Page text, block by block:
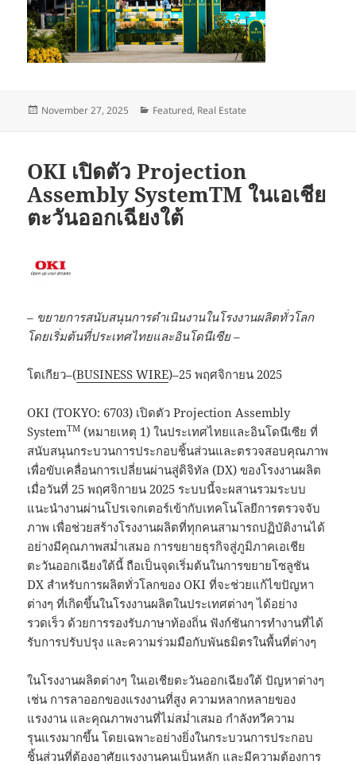
Posted
November 27, 2025 Categories
Featured, Real Estate
OKI เปิดตัว Projection
Assembly SystemTM ในเอเชีย
ตะวันออกเฉียงใต้
– ขยายการสนับสนุนการดำเนินงานในโรงงานผลิตทั่วโลก
โดยเริ่มต้นที่ประเทศไทยและอินโดนีเซีย –
โตเกียว–(BUSINESS WIRE)–25 พฤศจิกายน 2025
OKI (TOKYO: 6703) เปิดตัว Projection Assembly
SystemTM (หมายเหตุ 1) ในประเทศไทยและอินโดนีเซีย ที่
สนับสนุนกระบวนการประกอบชิ้นส่วนและตรวจสอบคุณภาพ
เพื่อขับเคลื่อนการเปลี่ยนผ่านสู่ดิจิทัล (DX) ของโรงงานผลิต
เมื่อวันที่ 25 พฤศจิกายน 2025 ระบบนี้จะผสานรวมระบบ
แนะนำงานผ่านโปรเจกเตอร์เข้ากับเทคโนโลยีการตรวจจับ
ภาพ เพื่อช่วยสร้างโรงงานผลิตที่ทุกคนสามารถปฏิบัติงานได้
อย่างมีคุณภาพสม่ำเสมอ การขยายธุรกิจสู่ภูมิภาคเอเชีย
ตะวันออกเฉียงใต้นี้ ถือเป็นจุดเริ่มต้นในการขยายโซลูชัน
DX สำหรับการผลิตทั่วโลกของ OKI ที่จะช่วยแก้ไขปัญหา
ต่างๆ ที่เกิดขึ้นในโรงงานผลิตในประเทศต่างๆ ได้อย่าง
รวดเร็ว ด้วยการรองรับภาษาท้องถิ่น ฟังก์ชันการทำงานที่ได้
รับการปรับปรุง และความร่วมมือกับพันธมิตรในพื้นที่ต่างๆ
ในโรงงานผลิตต่างๆ ในเอเชียตะวันออกเฉียงใต้ ปัญหาต่างๆ
เช่น การลาออกของแรงงานที่สูง ความหลากหลายของ
แรงงาน และคุณภาพงานที่ไม่สม่ำเสมอ กำลังทวีความ
รุนแรงมากขึ้น โดยเฉพาะอย่างยิ่งในกระบวนการประกอบ
ชิ้นส่วนที่ต้องอาศัยแรงงานคนเป็นหลัก และมีความต้องการ